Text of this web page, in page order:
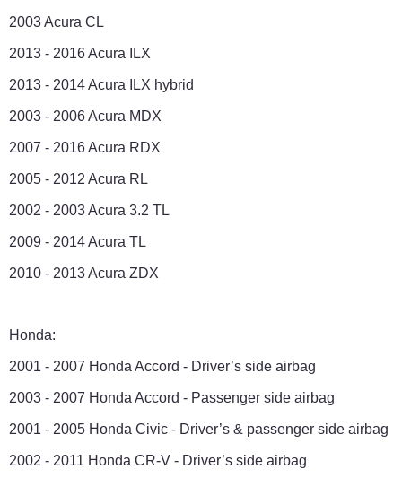
2003 Acura CL
2013 - 2016 Acura ILX
2013 - 2014 Acura ILX hybrid
2003 - 2006 Acura MDX
2007 - 2016 Acura RDX
2005 - 2012 Acura RL
2002 - 2003 Acura 3.2 TL
2009 - 2014 Acura TL
2010 - 2013 Acura ZDX
Honda:
2001 - 2007 Honda Accord - Driver’s side airbag
2003 - 2007 Honda Accord - Passenger side airbag
2001 - 2005 Honda Civic - Driver’s & passenger side airbag
2002 - 2011 Honda CR-V - Driver’s side airbag